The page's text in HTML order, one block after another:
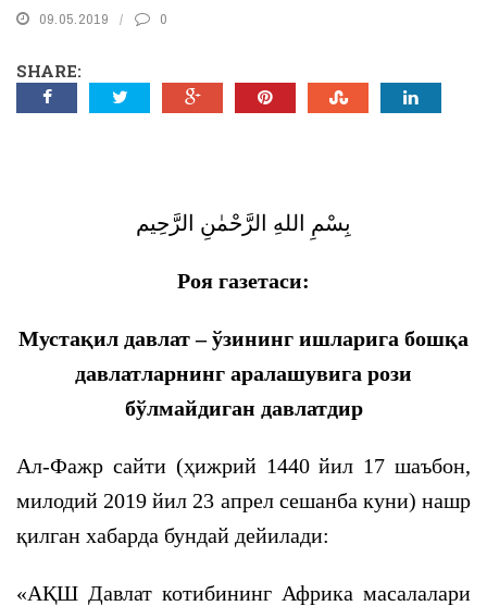
09.05.2019 0
SHARE:
بِسْمِ اللهِ الرَّحْمٰنِ الرَّحِيم
Роя газетаси:
Мустақил давлат – ўзининг ишларига бошқа
давлатларнинг аралашувига рози
бўлмайдиган давлатдир
Ал-Фажр сайти (ҳижрий 1440 йил 17 шаъбон,
милодий 2019 йил 23 апрел сешанба куни) нашр
қилган хабарда бундай дейилади:
«АҚШ Давлат котибининг Африка масалалари